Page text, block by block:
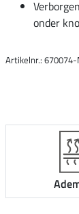
onder
Artikelnr.: